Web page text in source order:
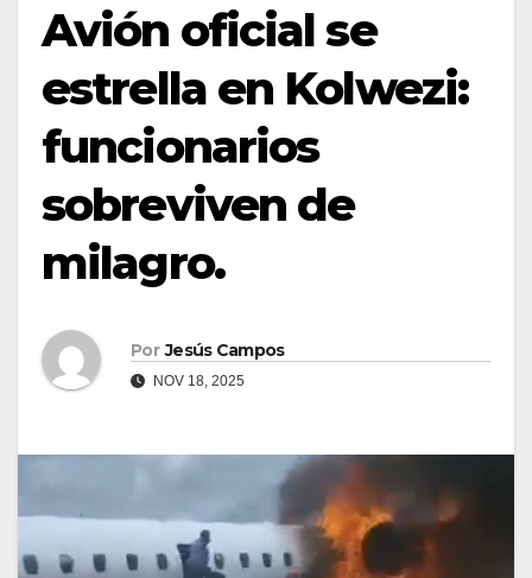
Avión oficial se
estrella en Kolwezi:
funcionarios
sobreviven de
milagro.
Por Jesús Campos
NOV 18, 2025